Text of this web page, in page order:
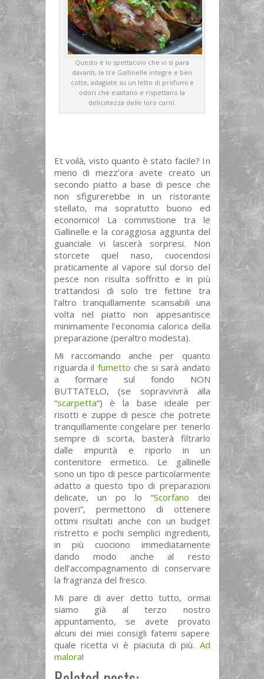
Questo è lo spettacolo che vi si para
davanti, le tre Gallinelle integre e ben
cotte, adagiate su un letto di profumi e
odori che esaltano e rispettano la
delicatezza delle loro carni.
Et voilà, visto quanto è stato facile? In
meno di mezz’ora avete creato un
secondo piatto a base di pesce che
non sfigurerebbe in un ristorante
stellato, ma sopratutto buono ed
economico! La commistione tra le
Gallinelle e la coraggiosa aggiunta del
guanciale vi lascerà sorpresi. Non
storcete quel naso, cuocendosi
praticamente al vapore sul dorso del
pesce non risulta soffritto e in più
trattandosi di solo tre fettine tra
l’altro tranquillamente scansabili una
volta nel piatto non appesantisce
minimamente l’economia calorica della
preparazione (peraltro modesta).
Mi raccomando anche per quanto
riguarda il fumetto che si sarà andato
a formare sul fondo NON
BUTTATELO, (se sopravvivrà alla
“scarpetta“) è la base ideale per
risotti e zuppe di pesce che potrete
tranquillamente congelare per tenerlo
sempre di scorta, basterà filtrarlo
dalle impurità e riporlo in un
contenitore ermetico. Le gallinelle
sono un tipo di pesce particolarmente
adatto a questo tipo di preparazioni
delicate, un po lo “Scorfano dei
poveri”, permettono di ottenere
ottimi risultati anche con un budget
ristretto e pochi semplici ingredienti,
in più cuociono immediatamente
dando modo anche al resto
dell’accompagnamento di conservare
la fragranza del fresco.
Mi pare di aver detto tutto, ormai
siamo già al terzo nostro
appuntamento, se avete provato
alcuni dei miei consigli fatemi sapere
quale ricetta vi è piaciuta di più. Ad
malora!